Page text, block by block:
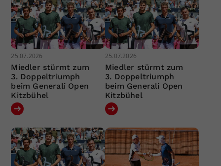
25.07.2026
Miedler stürmt zum
3. Doppeltriumph
beim Generali Open
Kitzbühel
25.07.2026
Miedler stürmt zum
3. Doppeltriumph
beim Generali Open
Kitzbühel